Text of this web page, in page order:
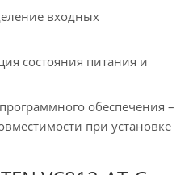
входных
состояния питания и
обеспечения –
при установке